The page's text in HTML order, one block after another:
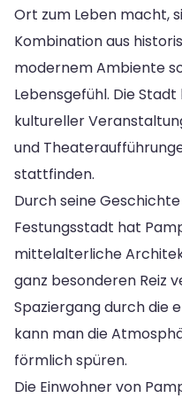
Ort zum Leben macht,
Kombination aus
modernem Ambiente
Lebensgefühl. Die
kultureller
und
stattfinden.
Durch seine
Festungsstadt hat
mittelalterliche
ganz besonderen Reiz
Spaziergang durch die
kann man die
förmlich spüren.
Die Einwohner von